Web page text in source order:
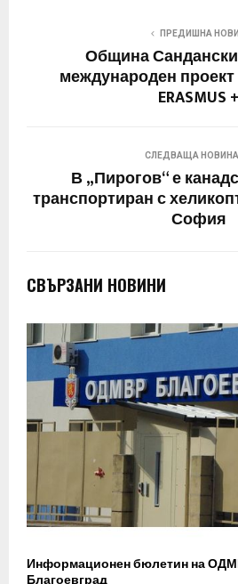
ПРЕДИШНА
Община
международен
ERASMUS +
СЛЕДВАЩА НОВИНА
В „Пирогов“ е
транспортиран с
София
СВЪРЗАНИ НОВИНИ
Информационен бюлетин на